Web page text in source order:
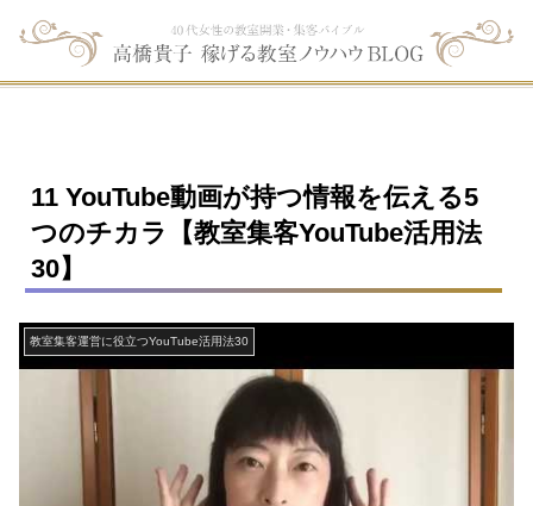
11 YouTube動画が持つ情報を伝える5
つのチカラ【教室集客YouTube活用法
30】
教室集客運営に役立つYouTube活用法30